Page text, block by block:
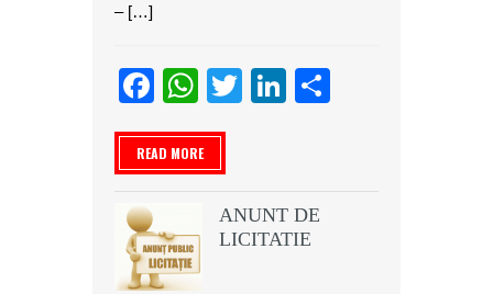
– […]
Facebook
WhatsApp
TwitterLinkedIn
READ MORE
ANUNT DE
LICITATIE